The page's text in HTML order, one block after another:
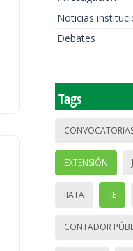
Noticias
Debates
Tags
EXTENSIÓN
IIATA IIE
CONTADOR